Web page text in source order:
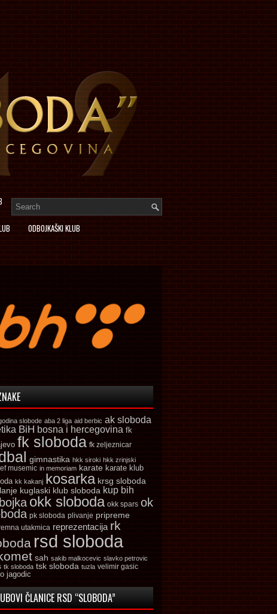
ODBOJKAŠKI KLUB
slobode aba 2 liga aid berbic ak sloboda
BiH bosna i hercegovina fk
fk sloboda fk zeljeznicar
gimnastika hkk siroki hkk zrinjski
musemic in memoriam karate karate klub
kk kakanj kosarka krsg sloboda
kuglaski klub sloboda kup bih
okk sloboda okk spars ok
pk sloboda plivanje pripreme
utakmica reprezentacija rk
rsd sloboda
sah sakib malkocevic slavko petrovic
tk sloboda tsk sloboda tuzla velimir gasic
jagodic
ČLANICE RSD “SLOBODA”